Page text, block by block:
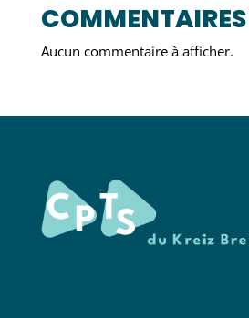
Aucun commentaire à afficher.